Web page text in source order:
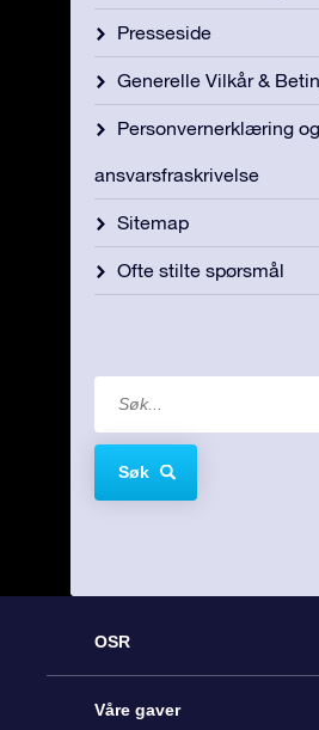
Presseside
Generelle Vilkår &
Personvernerklæring og
ansvarsfraskrivelse
Sitemap
Ofte stilte spørsmål
Søk
OSR
Kundeservice
Våre gaver